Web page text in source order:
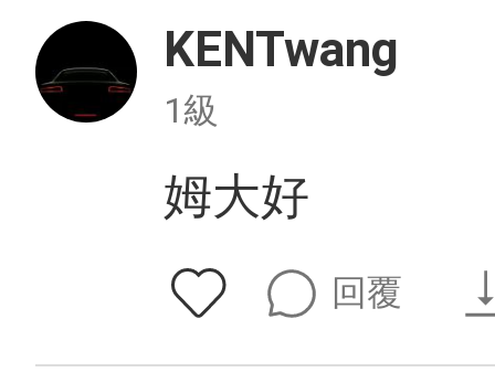
KENTwang
1級
姆大好
回覆